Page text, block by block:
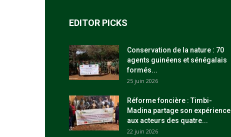
EDITOR PICKS
Conservation de la nature : 70
agents guinéens et sénégalais
formés...
25 juin 2026
Réforme foncière : Timbi-
Madina partage son expérience
aux acteurs des quatre...
22 juin 2026